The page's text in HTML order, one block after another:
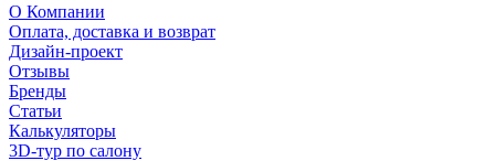
О Компании
Оплата, доставка и возврат
Дизайн-проект
Отзывы
Бренды
Статьи
Калькуляторы
3D-тур по салону